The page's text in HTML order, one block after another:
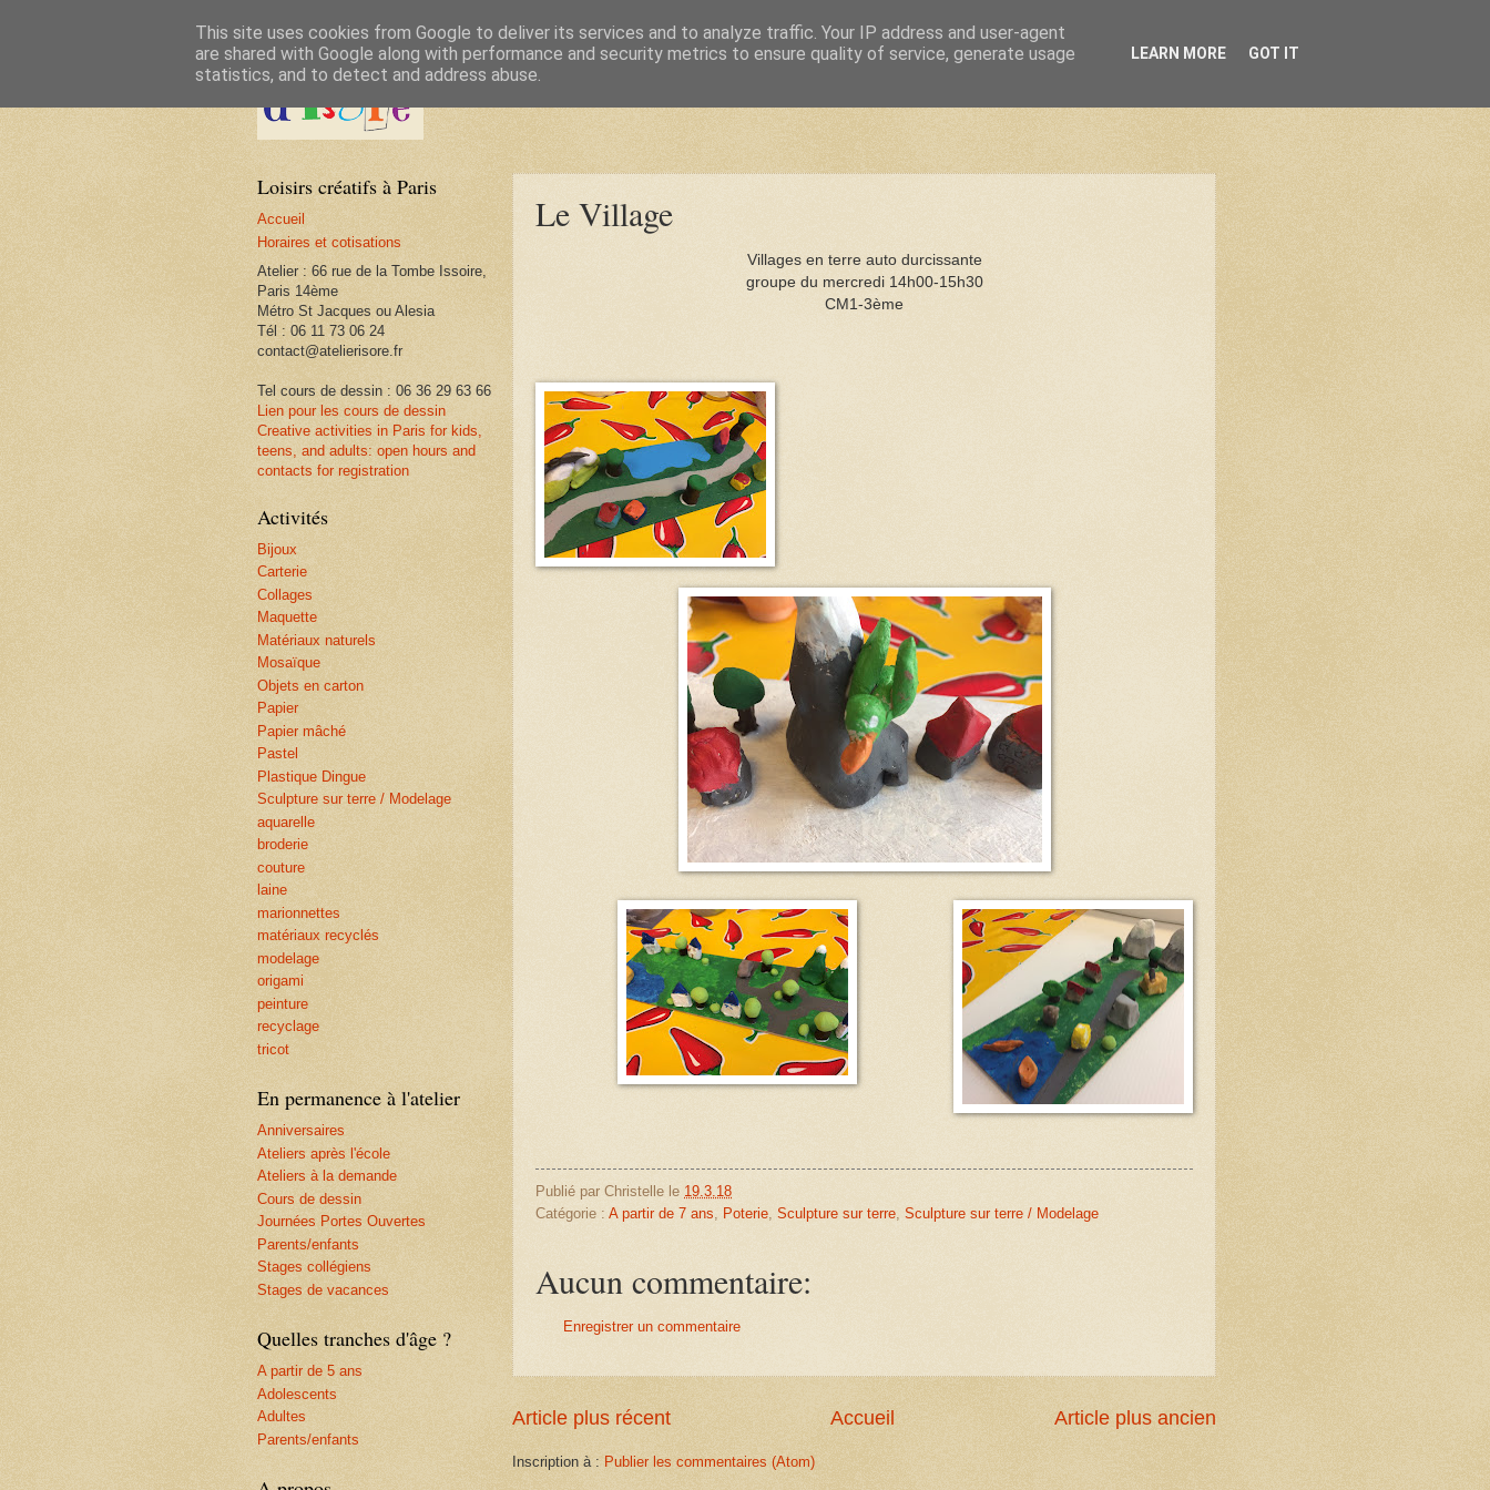
Le Village
Villages en terre auto durcissante
groupe du mercredi 14h00-15h30
CM1-3ème
Publié par Christelle le 19.3.18
Catégorie : A partir de 7 ans, Poterie, Sculpture sur terre, Sculpture sur terre / Modelage
Aucun commentaire:
Enregistrer un commentaire
Article plus récent Article plus ancien
Accueil
Inscription à : Publier les commentaires (Atom)
Loisirs créatifs à Paris
Accueil
Horaires et cotisations
Atelier : 66 rue de la Tombe Issoire,
Paris 14ème
Métro St Jacques ou Alesia
Tél : 06 11 73 06 24
contact@atelierisore.fr
Tel cours de dessin : 06 36 29 63 66
Lien pour les cours de dessin
Creative activities in Paris for kids,
teens, and adults: open hours and
contacts for registration
Activités
Bijoux
Carterie
Collages
Maquette
Matériaux naturels
Mosaïque
Objets en carton
Papier
Papier mâché
Pastel
Plastique Dingue
Sculpture sur terre / Modelage
aquarelle
broderie
couture
laine
marionnettes
matériaux recyclés
modelage
origami
peinture
recyclage
tricot
En permanence à l'atelier
Anniversaires
Ateliers après l'école
Ateliers à la demande
Cours de dessin
Journées Portes Ouvertes
Parents/enfants
Stages collégiens
Stages de vacances
Quelles tranches d'âge ?
A partir de 5 ans
Adolescents
Adultes
Parents/enfants
This site uses cookies from Google to deliver its services and to analyze traffic. Your IP address and user-agent
are shared with Google along with performance and security metrics to ensure quality of service, generate usage
statistics, and to detect and address abuse.
LEARN MORE GOT IT